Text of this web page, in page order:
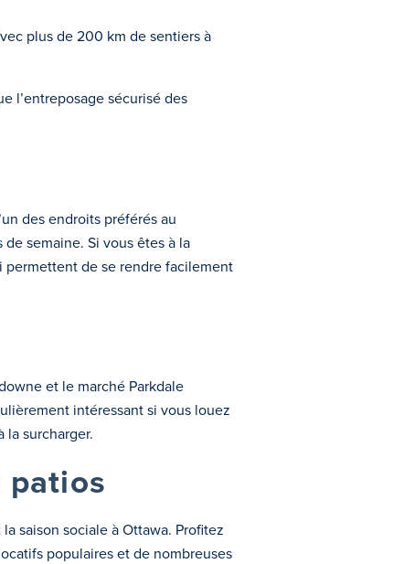
plus de 200 km de sentiers à
l’entreposage sécurisé des
des endroits préférés au
semaine. Si vous êtes à la
permettent de se rendre facilement
et le marché Parkdale
intéressant si vous louez
la surcharger.
patios
saison sociale à Ottawa. Profitez
populaires et de nombreuses